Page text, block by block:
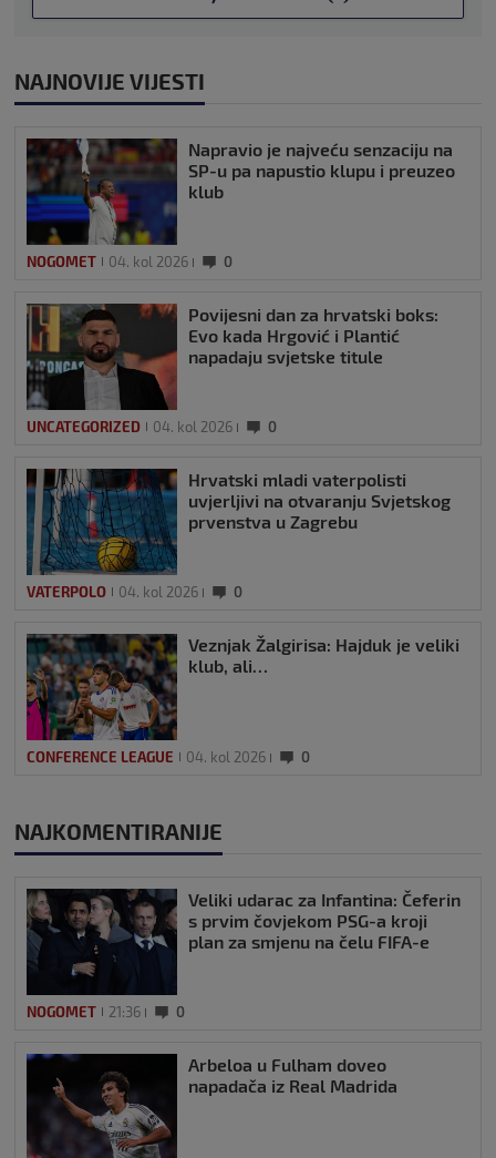
NAJNOVIJE VIJESTI
Napravio je najveću senzaciju na
SP-u pa napustio klupu i preuzeo
klub
NOGOMET 04. kol 2026 0
Povijesni dan za hrvatski boks:
Evo kada Hrgović i Plantić
napadaju svjetske titule
UNCATEGORIZED 04. kol 2026 0
Hrvatski mladi vaterpolisti
uvjerljivi na otvaranju Svjetskog
prvenstva u Zagrebu
VATERPOLO 04. kol 2026 0
Veznjak Žalgirisa: Hajduk je veliki
klub, ali…
CONFERENCE LEAGUE 04. kol 2026 0
NAJKOMENTIRANIJE
Veliki udarac za Infantina: Čeferin
s prvim čovjekom PSG-a kroji
plan za smjenu na čelu FIFA-e
NOGOMET 21:36 0
Arbeloa u Fulham doveo
napadača iz Real Madrida